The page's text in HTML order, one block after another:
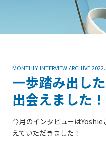
MONTHLY INTERVIEW ARCHIVE
一歩踏み出し
出会えました
今月のインタビューは
えていただきました！